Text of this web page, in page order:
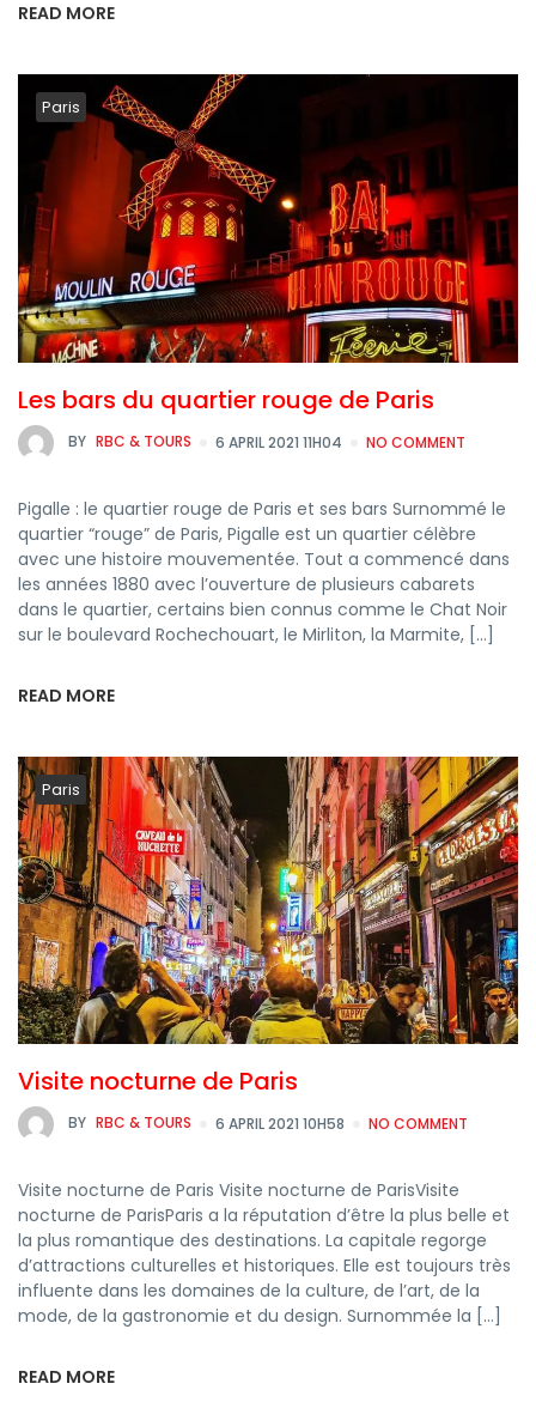
READ MORE
Paris
Les bars du quartier rouge de Paris
BY RBC & TOURS 6 APRIL 2021 11H04 NO COMMENT
Pigalle : le quartier rouge de Paris et ses bars Surnommé le
quartier “rouge” de Paris, Pigalle est un quartier célèbre
avec une histoire mouvementée. Tout a commencé dans
les années 1880 avec l’ouverture de plusieurs cabarets
dans le quartier, certains bien connus comme le Chat Noir
sur le boulevard Rochechouart, le Mirliton, la Marmite, […]
READ MORE
Paris
Visite nocturne de Paris
BY RBC & TOURS 6 APRIL 2021 10H58 NO COMMENT
Visite nocturne de Paris Visite nocturne de ParisVisite
nocturne de ParisParis a la réputation d’être la plus belle et
la plus romantique des destinations. La capitale regorge
d’attractions culturelles et historiques. Elle est toujours très
influente dans les domaines de la culture, de l’art, de la
mode, de la gastronomie et du design. Surnommée la […]
READ MORE